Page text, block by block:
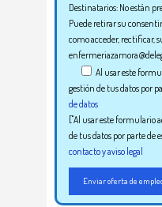
Destinatarios: No están
Puede retirar su
como acceder, rectificar,
Al usar este
gestión de tus datos por
de datos
["Al usar este formulario
de tus datos por parte de
contacto y aviso legal